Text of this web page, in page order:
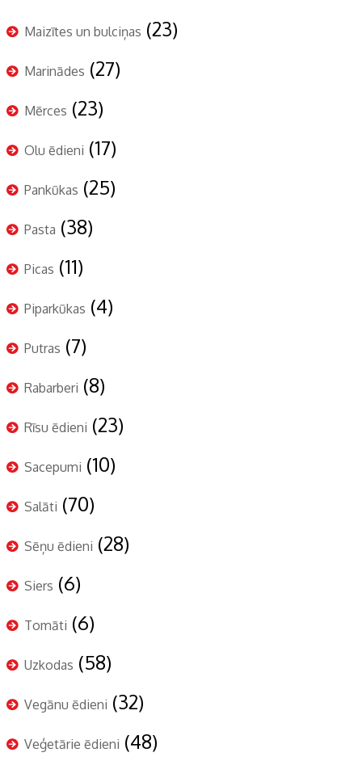
Maizītes un bulciņas (23)
Marinādes (27)
Mērces (23)
Olu ēdieni (17)
Pankūkas (25)
Pasta (38)
Picas (11)
Piparkūkas (4)
Putras (7)
Rabarberi (8)
Rīsu ēdieni (23)
Sacepumi (10)
Salāti (70)
Sēņu ēdieni (28)
Siers (6)
Tomāti (6)
Uzkodas (58)
Vegānu ēdieni (32)
Veģetārie ēdieni (48)